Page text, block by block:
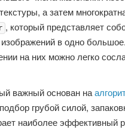
а затем
, который представляет
в одно
на них можно легко
важный основан на
грубой силой,
наиболее эффективный